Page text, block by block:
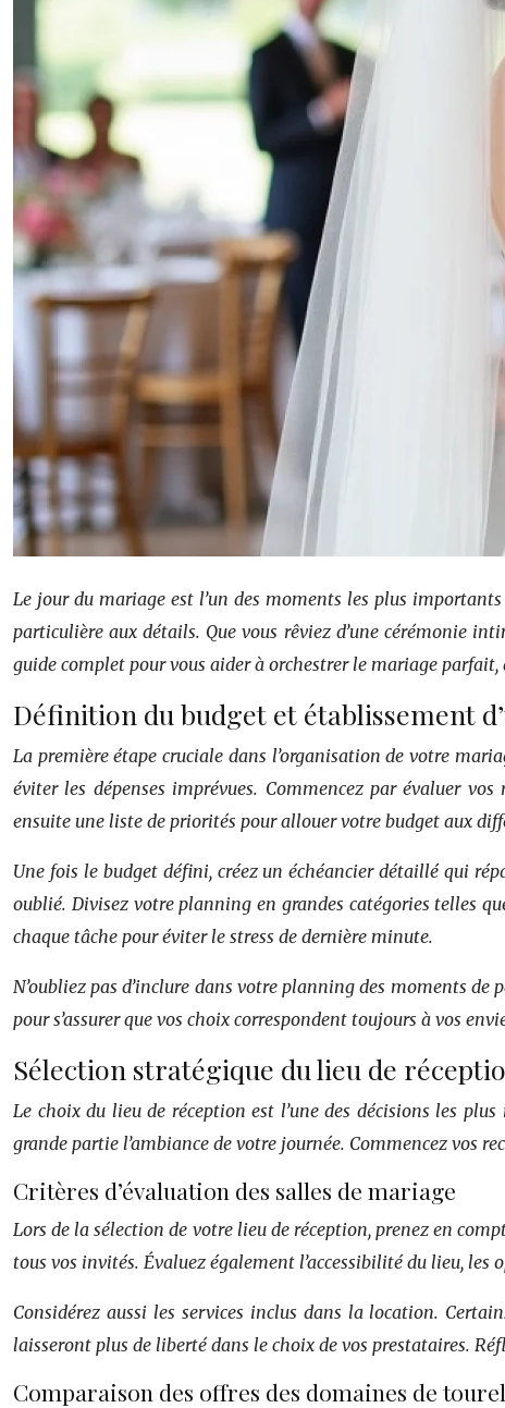
Le jour du mariage est l’un des moments les plus
particulière aux détails. Que vous rêviez d’une cérémonie
guide complet pour vous aider à orchestrer le mariage
Définition du budget et établissement
La première étape cruciale dans l’organisation de votre
éviter les dépenses imprévues. Commencez par évaluer
ensuite une liste de priorités pour allouer votre budget aux
Une fois le budget défini, créez un échéancier détaillé qui
oublié. Divisez votre planning en grandes catégories telles
chaque tâche pour éviter le stress de dernière minute.
N’oubliez pas d’inclure dans votre planning des moments
pour s’assurer que vos choix correspondent toujours à vos
Sélection stratégique du lieu de
Le choix du lieu de réception est l’une des décisions les
grande partie l’ambiance de votre journée. Commencez vos
Critères d’évaluation des salles de mariage
Lors de la sélection de votre lieu de réception, prenez en
tous vos invités. Évaluez également l’accessibilité du lieu,
Considérez aussi les services inclus dans la location.
laisseront plus de liberté dans le choix de vos prestataires.
Comparaison des offres des domaines de